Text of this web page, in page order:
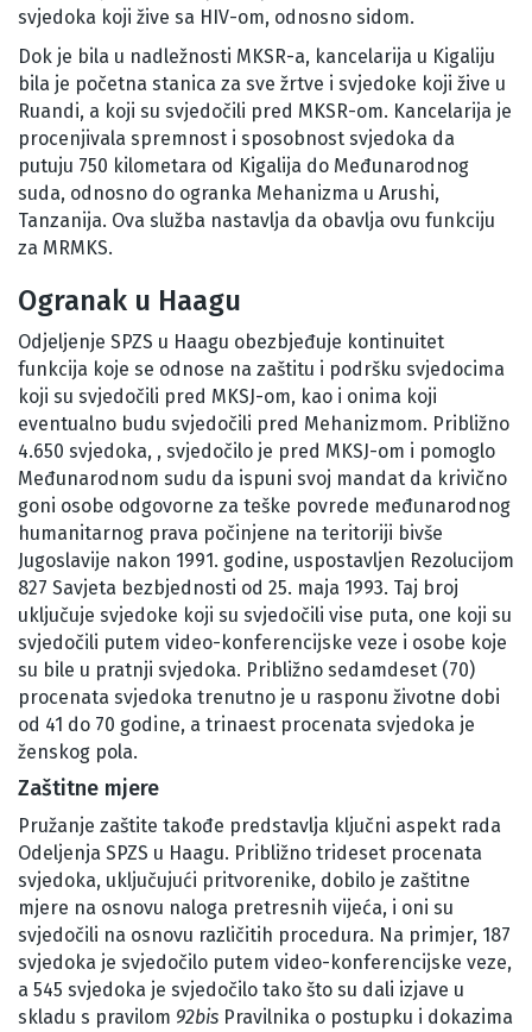
svjedoka koji žive sa HIV-om, odnosno sidom.
Dok je bila u nadležnosti MKSR-a, kancelarija u Kigaliju
bila je početna stanica za sve žrtve i svjedoke koji žive u
Ruandi, a koji su svjedočili pred MKSR-om. Kancelarija je
procenjivala spremnost i sposobnost svjedoka da
putuju 750 kilometara od Kigalija do Međunarodnog
suda, odnosno do ogranka Mehanizma u Arushi,
Tanzanija. Ova služba nastavlja da obavlja ovu funkciju
za MRMKS.
Ogranak u Haagu
Odjeljenje SPZS u Haagu obezbjeđuje kontinuitet
funkcija koje se odnose na zaštitu i podršku svjedocima
koji su svjedočili pred MKSJ-om, kao i onima koji
eventualno budu svjedočili pred Mehanizmom. Približno
4.650 svjedoka, , svjedočilo je pred MKSJ-om i pomoglo
Međunarodnom sudu da ispuni svoj mandat da krivično
goni osobe odgovorne za teške povrede međunarodnog
humanitarnog prava počinjene na teritoriji bivše
Jugoslavije nakon 1991. godine, uspostavljen Rezolucijom
827 Savjeta bezbjednosti od 25. maja 1993. Taj broj
uključuje svjedoke koji su svjedočili vise puta, one koji su
svjedočili putem video-konferencijske veze i osobe koje
su bile u pratnji svjedoka. Približno sedamdeset (70)
procenata svjedoka trenutno je u rasponu životne dobi
od 41 do 70 godine, a trinaest procenata svjedoka je
ženskog pola.
Zaštitne mjere
Pružanje zaštite takođe predstavlja ključni aspekt rada
Odeljenja SPZS u Haagu. Približno trideset procenata
svjedoka, uključujući pritvorenike, dobilo je zaštitne
mjere na osnovu naloga pretresnih vijeća, i oni su
svjedočili na osnovu različitih procedura. Na primjer, 187
svjedoka je svjedočilo putem video-konferencijske veze,
a 545 svjedoka je svjedočilo tako što su dali izjave u
skladu s pravilom 92bis Pravilnika o postupku i dokazima